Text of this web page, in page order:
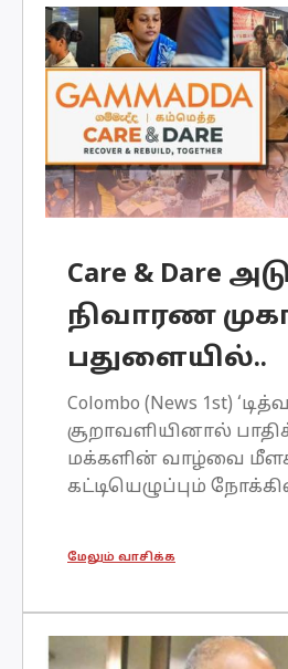
மிண்டரூ
பங்களிப்புடன் கம்ம
Care & Dare
நிவாரண
பதுளையில்..
Colombo (News 1st)
சூறாவளியினால்
மக்களின் வாழ்வை
கட்டியெழுப்பும்
நிவாரண முகாம் பதுளை
நாளை(24) முதல் 03
மேலும் வாசிக்க